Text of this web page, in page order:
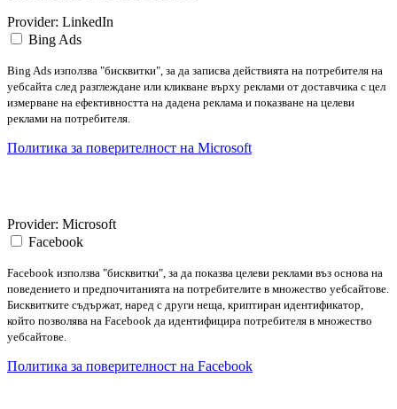
Provider: LinkedIn
Bing Ads
Bing Ads използва "бисквитки", за да записва действията на потребителя на
уебсайта след разглеждане или кликване върху реклами от доставчика с цел
измерване на ефективността на дадена реклама и показване на целеви
реклами на потребителя.
Политика за поверителност на Microsoft
Provider: Microsoft
Facebook
Facebook използва "бисквитки", за да показва целеви реклами въз основа на
поведението и предпочитанията на потребителите в множество уебсайтове.
Бисквитките съдържат, наред с други неща, криптиран идентификатор,
който позволява на Facebook да идентифицира потребителя в множество
уебсайтове.
Политика за поверителност на Facebook